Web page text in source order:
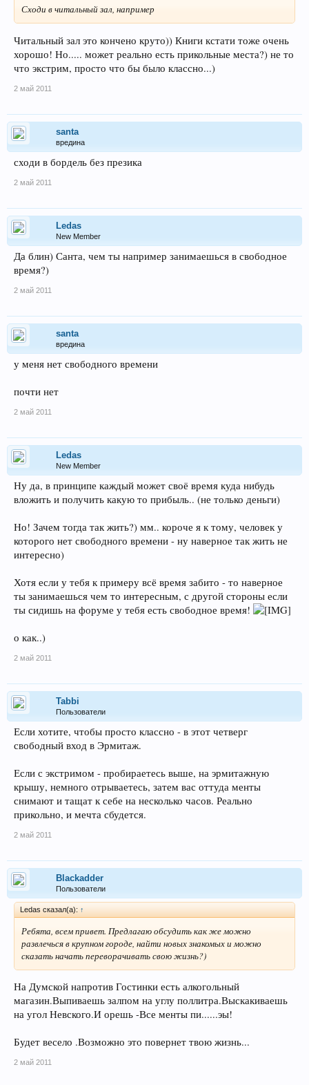
Сходи в читальный зал, например
Читальный зал это кончено круто)) Книги кстати тоже очень
хорошо! Но..... может реально есть прикольные места?) не то
что экстрим, просто что бы было классно...)
2 май 2011
santa
вредина
сходи в бордель без презика
2 май 2011
Ledas
New Member
Да блин) Санта, чем ты например занимаешься в свободное
время?)
2 май 2011
santa
вредина
у меня нет свободного времени
почти нет
2 май 2011
Ledas
New Member
Ну да, в принципе каждый может своё время куда нибудь
вложить и получить какую то прибыль.. (не только деньги)
Но! Зачем тогда так жить?) мм.. короче я к тому, человек у
которого нет свободного времени - ну наверное так жить не
интересно)
Хотя если у тебя к примеру всё время забито - то наверное
ты занимаешься чем то интересным, с другой стороны если
ты сидишь на форуме у тебя есть свободное время!
о как..)
2 май 2011
Tabbi
Пользователи
Если хотите, чтобы просто классно - в этот четверг
свободный вход в Эрмитаж.
Если с экстримом - пробираетесь выше, на эрмитажную
крышу, немного отрываетесь, затем вас оттуда менты
снимают и тащат к себе на несколько часов. Реально
прикольно, и мечта сбудется.
2 май 2011
Blackadder
Пользователи
Ledas сказал(а): ↑
Ребята, всем привет. Предлагаю обсудить как же можно
развлечься в крупном городе, найти новых знакомых и можно
сказать начать переворачивать свою жизнь?)
На Думской напротив Гостинки есть алкогольный
магазин.Выпиваешь залпом на углу поллитра.Выскакиваешь
на угол Невского.И орешь -Все менты пи......эы!
Будет весело .Возможно это повернет твою жизнь...
2 май 2011